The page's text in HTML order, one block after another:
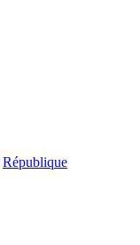
République